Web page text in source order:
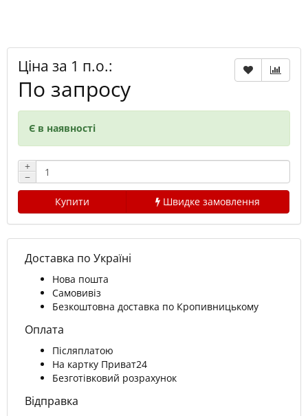
Ціна за 1 п.о.:
По запросу
Є в наявності
+
−
Купити
Швидке замовлення
Доставка по Україні
Нова пошта
Самовивіз
Безкоштовна доставка по Кропивницькому
Оплата
Післяплатою
На картку Приват24
Безготівковий розрахунок
Відправка